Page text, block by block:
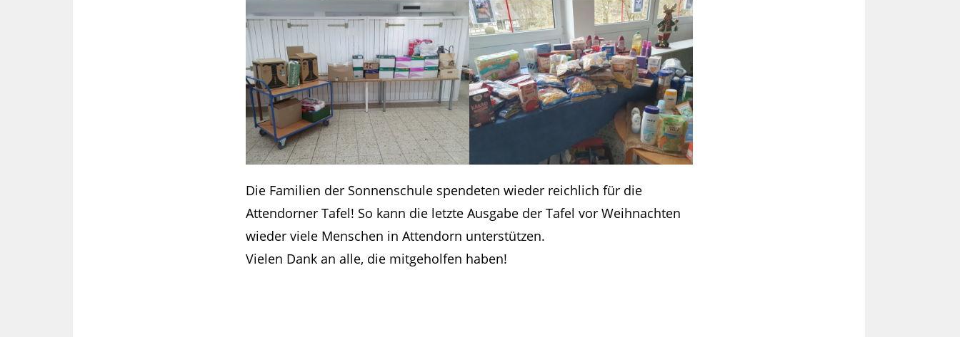
Die Familien der Sonnenschule spendeten wieder reichlich für die
Attendorner Tafel! So kann die letzte Ausgabe der Tafel vor Weihnachten
wieder viele Menschen in Attendorn unterstützen.
Vielen Dank an alle, die mitgeholfen haben!